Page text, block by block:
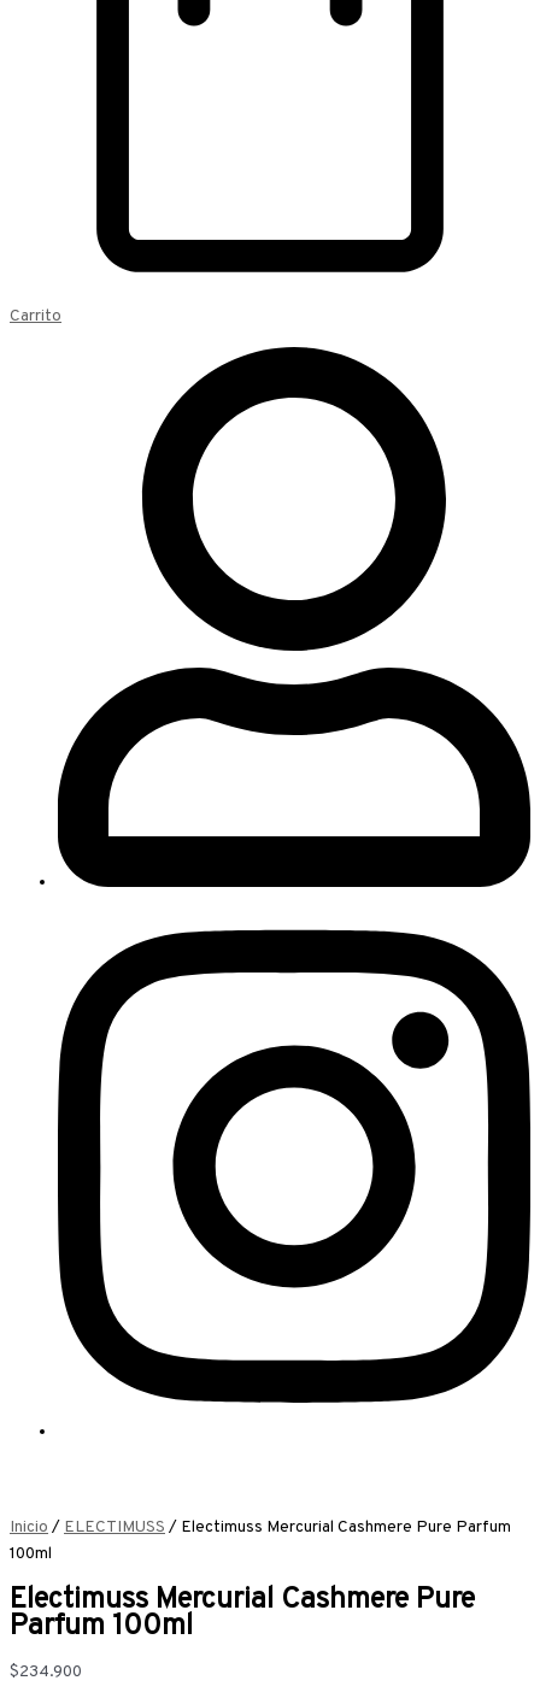
Carrito
Inicio/ ELECTIMUSS/ Electimuss Mercurial Cashmere Pure Parfum
100ml
Electimuss Mercurial Cashmere Pure
Parfum 100ml
$234.900